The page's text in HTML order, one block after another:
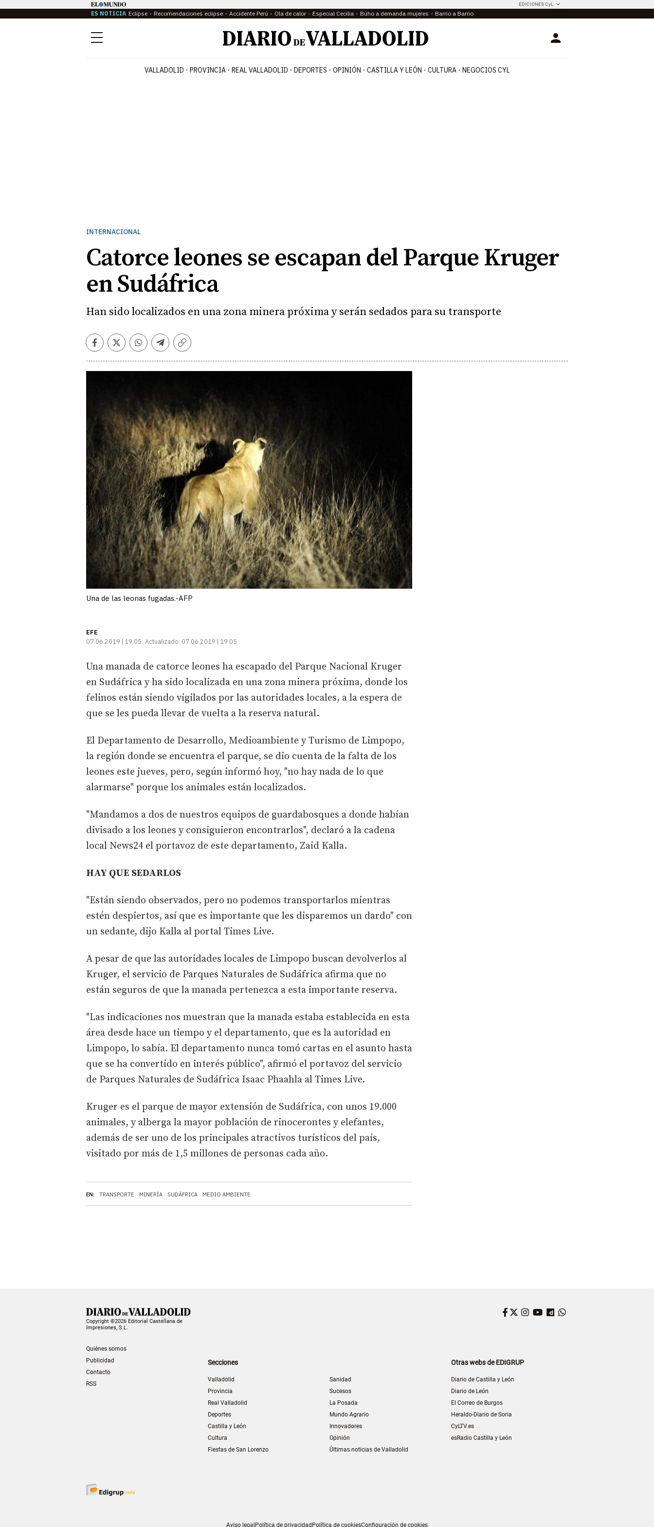
EDICIONES CyL
ES NOTICIA Eclipse Recomendaciones eclipse Accidente Perú Ola de calor Especial Cecilia Búho a demanda mujeres Barrio a Barrio
Menú Login
VALLADOLID PROVINCIA REAL VALLADOLID DEPORTES OPINIÓN CASTILLA Y LEÓN CULTURA NEGOCIOS CYL
INTERNACIONAL
Catorce leones se escapan del Parque Kruger
en Sudáfrica
Han sido localizados en una zona minera próxima y serán sedados para su transporte
Facebook
TwitterWhatsapp
Telegram
Copiar
Una de las leonas fugadas.-AFP
EFE
07.06.2019 | 19:05 Actualizado: 07.06.2019 | 19:05
EN: TRANSPORTE MINERÍA SUDÁFRICA MEDIO AMBIENTE
Una manada de catorce leones ha escapado del Parque Nacional Kruger
en Sudáfrica y ha sido localizada en una zona minera próxima, donde los
felinos están siendo vigilados por las autoridades locales, a la espera de
que se les pueda llevar de vuelta a la reserva natural.
El Departamento de Desarrollo, Medioambiente y Turismo de Limpopo,
la región donde se encuentra el parque, se dio cuenta de la falta de los
leones este jueves, pero, según informó hoy, "no hay nada de lo que
alarmarse" porque los animales están localizados.
"Mandamos a dos de nuestros equipos de guardabosques a donde habían
divisado a los leones y consiguieron encontrarlos", declaró a la cadena
local News24 el portavoz de este departamento, Zaid Kalla.
HAY QUE SEDARLOS
"Están siendo observados, pero no podemos transportarlos mientras
estén despiertos, así que es importante que les disparemos un dardo" con
un sedante, dijo Kalla al portal Times Live.
A pesar de que las autoridades locales de Limpopo buscan devolverlos al
Kruger, el servicio de Parques Naturales de Sudáfrica afirma que no
están seguros de que la manada pertenezca a esta importante reserva.
"Las indicaciones nos muestran que la manada estaba establecida en esta
área desde hace un tiempo y el departamento, que es la autoridad en
Limpopo, lo sabía. El departamento nunca tomó cartas en el asunto hasta
que se ha convertido en interés público", afirmó el portavoz del servicio
de Parques Naturales de Sudáfrica Isaac Phaahla al Times Live.
Kruger es el parque de mayor extensión de Sudáfrica, con unos 19.000
animales, y alberga la mayor población de rinocerontes y elefantes,
además de ser uno de los principales atractivos turísticos del país,
visitado por más de 1,5 millones de personas cada año.
Copyright ©2026 Editorial Castellana de
Impresiones, S.L.
Quiénes somos
Publicidad
Contacto
RSS
Facebook
Twitter
Instagram
YouTube
Dailymotion
Secciones
Valladolid
Provincia
Real Valladolid
Deportes
Castilla y León
Cultura
Fiestas de San Lorenzo
Sanidad
Sucesos
La Posada
Mundo Agrario
Innovadores
Opinión
Últimas noticias de Valladolid
Otras webs de EDIGRUP
Diario de Castilla y León
Diario de León
El Correo de Burgos
Heraldo-Diario de Soria
CyLTV.es
esRadio Castilla y León
Aviso legal Política de privacidad Política de cookiesConfiguración de cookies